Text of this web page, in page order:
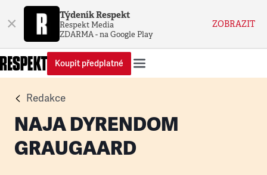
× Týdeník Respekt
Respekt Media
ZDARMA - na Google Play
ZOBRAZIT
Koupit předplatné
Redakce
NAJA DYRENDOM
GRAUGAARD